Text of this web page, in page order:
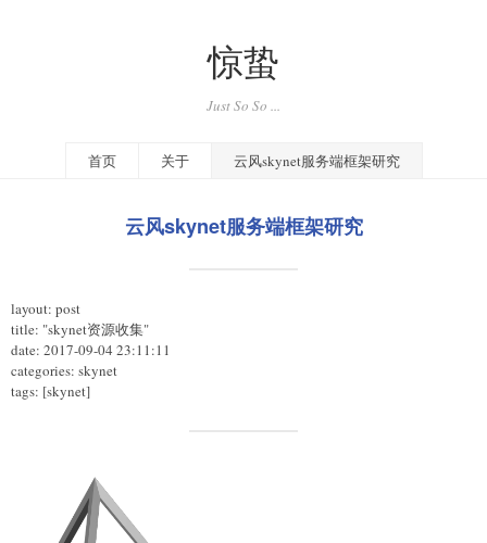
惊蛰
Just So So ...
首页 关于 云风skynet服务端框架研究
云风skynet服务端框架研究
layout: post
title: "skynet资源收集"
date: 2017-09-04 23:11:11
categories: skynet
tags: [skynet]